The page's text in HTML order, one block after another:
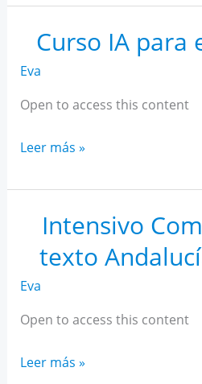
Rendimiento
Andalucía
octubre
Curso IA para
Eva
Open to access this content
Curso
para
estudiantes
Leer más »
Intensivo
texto
Eva
Open to access this content
Intensivo
Leer más »